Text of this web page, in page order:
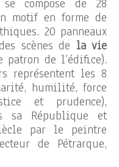
compose de 28
motif en forme de
20 panneaux
scènes de la vie
patron de l’édifice).
représentent les 8
humilité, force
et prudence),
sa République et
par le peintre
de Pétrarque,